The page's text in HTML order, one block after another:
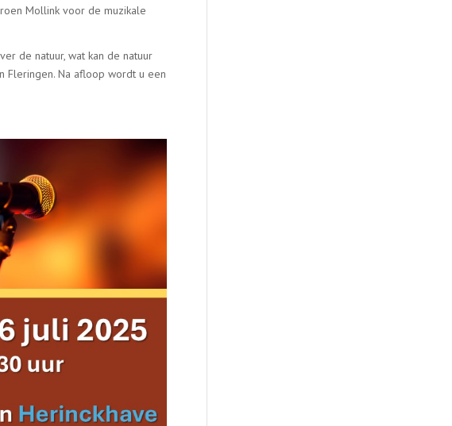
Mollink voor de muzikale
de natuur, wat kan de natuur
Fleringen. Na afloop wordt u een